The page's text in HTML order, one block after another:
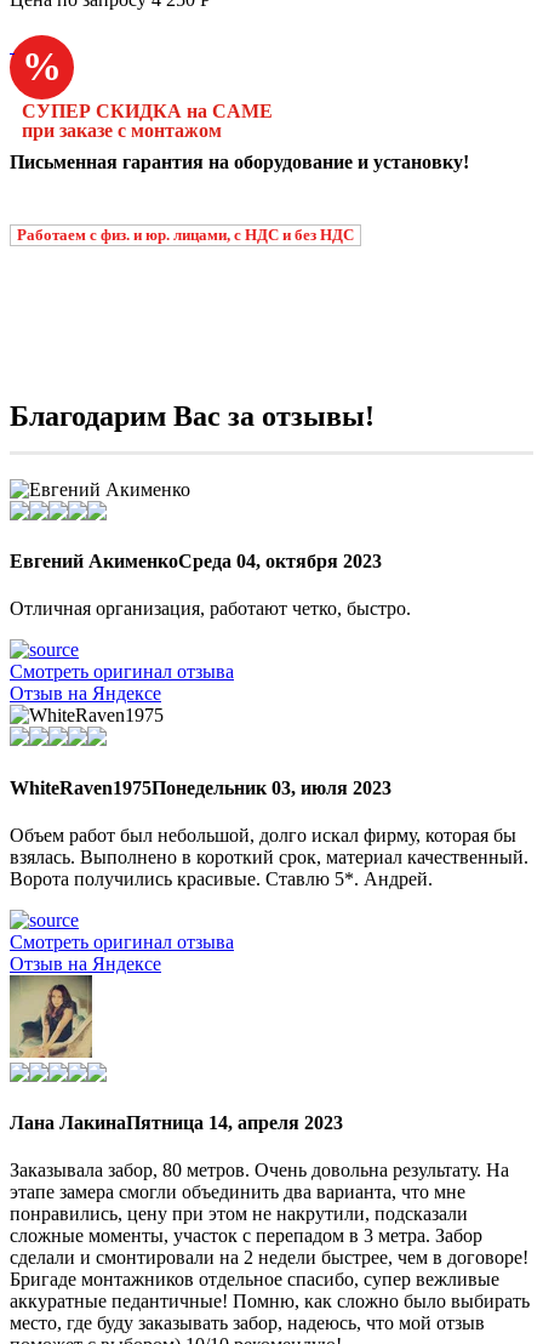
%
СУПЕР СКИДКА на CAME
при заказе с монтажом
Письменная гарантия на оборудование и установку!
Работаем с физ. и юр. лицами, с НДС и без НДС
Благодарим Вас за отзывы!
Евгений АкименкоСреда 04, октября 2023
Отличная организация, работают четко, быстро.
Смотреть оригинал отзыва
Отзыв на Яндексе
WhiteRaven1975Понедельник 03, июля 2023
Объем работ был небольшой, долго искал фирму, которая бы
взялась. Выполнено в короткий срок, материал качественный.
Ворота получились красивые. Ставлю 5*. Андрей.
Смотреть оригинал отзыва
Отзыв на Яндексе
Лана ЛакинаПятница 14, апреля 2023
Заказывала забор, 80 метров. Очень довольна результату. На
этапе замера смогли объединить два варианта, что мне
понравились, цену при этом не накрутили, подсказали
сложные моменты, участок с перепадом в 3 метра. Забор
сделали и смонтировали на 2 недели быстрее, чем в договоре!
Бригаде монтажников отдельное спасибо, супер вежливые
аккуратные педантичные! Помню, как сложно было выбирать
место, где буду заказывать забор, надеюсь, что мой отзыв